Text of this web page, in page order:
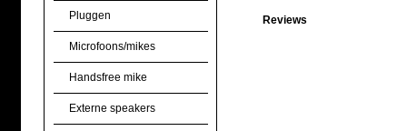
Pluggen
Microfoons/mikes
Handsfree mike
Externe speakers
Reviews